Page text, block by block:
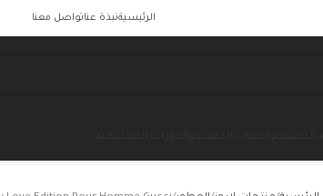
الرئيسيةنبذة عناتواصل معنا